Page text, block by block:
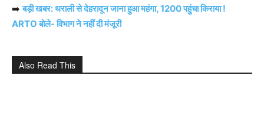
➡️बड़ी खबर: थराली से देहरादून जाना हुआ महंगा, 1200 पहुंचा किराया !
ARTO बोले- विभाग ने नहीं दी मंजूरी
Also Read This